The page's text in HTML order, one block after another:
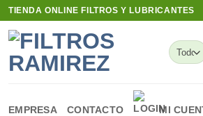
TIENDA ONLINE FILTROS Y LUBRICANTES
EMPRESA CONTACTO MI